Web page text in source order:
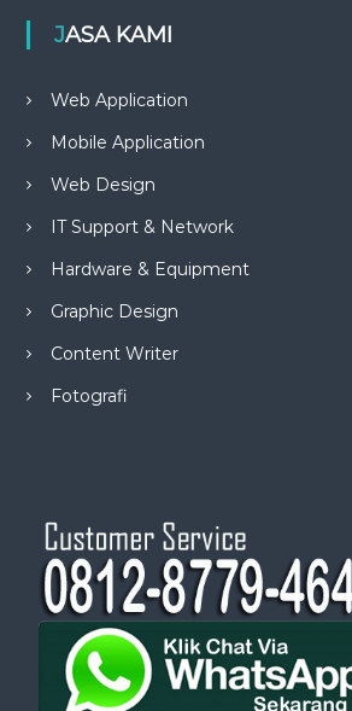
JASA KAMI
Web Application
Mobile Application
Web Design
IT Support & Network
Hardware & Equipment
Graphic Design
Content Writer
Fotografi